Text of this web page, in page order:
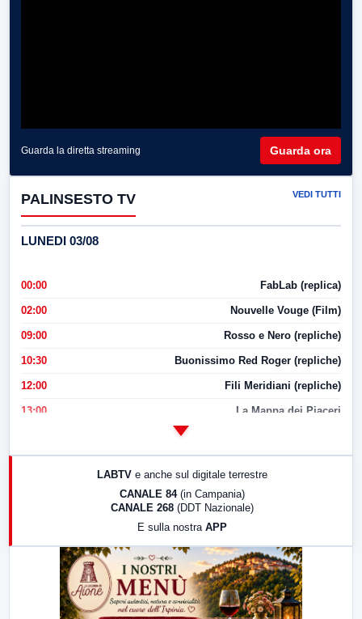
Guarda la diretta streaming Guarda ora
PALINSESTO TV VEDI TUTTI
LUNEDI 03/08
00:00 FabLab (replica)
02:00 Nouvelle Vouge (Film)
09:00 Rosso e Nero (repliche)
10:30 Buonissimo Red Roger (repliche)
12:00 Fili Meridiani (repliche)
13:00 La Mappa dei Piaceri
17:00 LabNews (replica)
LabNews (replica)
LABTV e anche sul digitale terrestre
CANALE 84 (in Campania)
CANALE 268 (DDT Nazionale)
E sulla nostra APP